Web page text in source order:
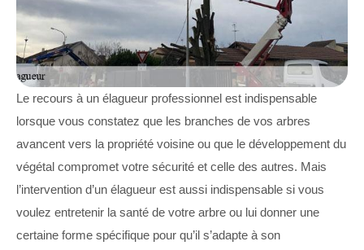
Le recours à un élagueur professionnel est indispensable
lorsque vous constatez que les branches de vos arbres
avancent vers la propriété voisine ou que le développement du
végétal compromet votre sécurité et celle des autres. Mais
l’intervention d’un élagueur est aussi indispensable si vous
voulez entretenir la santé de votre arbre ou lui donner une
certaine forme spécifique pour qu’il s’adapte à son